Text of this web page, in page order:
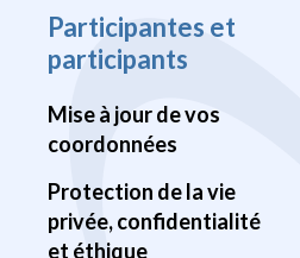
Participantes et
participants
Mise à jour de vos
coordonnées
Protection de la vie
privée, confidentialité
et éthique